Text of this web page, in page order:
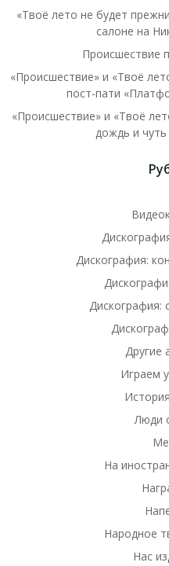
«Твоё лето не будет
салоне на
Происшествие
«Происшествие» и «Твоё
пост-пати
«Происшествие» и «Твоё
дождь и чуть
Дискография:
Дискография:
Другие
Играем
Люди
На
Народное
Нас